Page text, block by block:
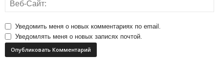
Уведомить меня о новых комментариях по email.
Уведомлять меня о новых записях почтой.